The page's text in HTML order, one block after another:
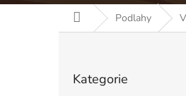
Domů Podlahy
kategorie
Kategorie